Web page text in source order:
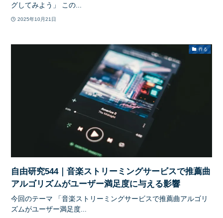
グしてみよう」 この...
2025年10月21日
作る
自由研究544｜音楽ストリーミングサービスで推薦曲
アルゴリズムがユーザー満足度に与える影響
今回のテーマ 「音楽ストリーミングサービスで推薦曲アルゴリ
ズムがユーザー満足度...